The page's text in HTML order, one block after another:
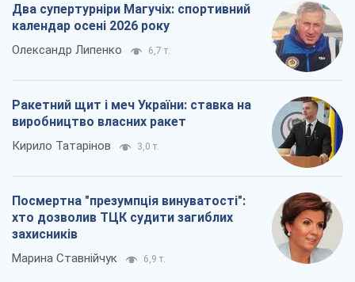
Два супертурніри Магучіх: спортивний
календар осені 2026 року
Олександр Липенко 6,7 т.
Ракетний щит і меч України: ставка на
виробництво власних ракет
Кирило Татарінов 3,0 т.
Посмертна "презумпція винуватості":
хто дозволив ТЦК судити загиблих
захисників
Марина Ставнійчук 6,9 т.